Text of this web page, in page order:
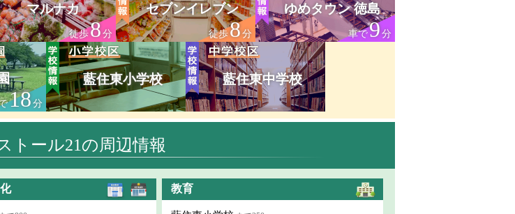
マルナカ
徒歩8分
セブンイレブン
徒歩8分
ゆめタウン 徳島
車で9分
18分
藍住東小学校 藍住東中学校
トール21の周辺情報
教育